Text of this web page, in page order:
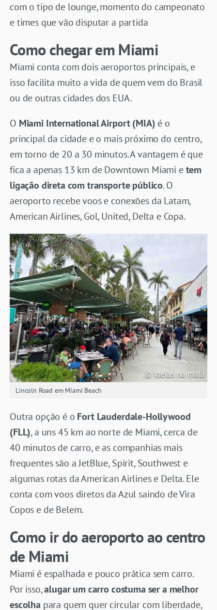
com o tipo de lounge, momento do campeonato
e times que vão disputar a partida
Como chegar em Miami
Miami conta com dois aeroportos principais, e
isso facilita muito a vida de quem vem do Brasil
ou de outras cidades dos EUA.
O Miami International Airport (MIA) é o
principal da cidade e o mais próximo do centro,
em torno de 20 a 30 minutos. A vantagem é que
fica a apenas 13 km de Downtown Miami etem
ligação direta com transporte público. O
aeroporto recebe voos e conexões da Latam,
American Airlines, Gol, United, Delta e Copa.
Lincoln Road em Miami Beach
Outra opção é o Fort Lauderdale-Hollywood
(FLL), a uns 45 km ao norte de Miami, cerca de
40 minutos de carro, e as companhias mais
frequentes são a JetBlue, Spirit, Southwest e
algumas rotas da American Airlines e Delta. Ele
conta com voos diretos da Azul saindo de Vira
Copos e de Belem.
Como ir do aeroporto ao centro
de Miami
Miami é espalhada e pouco prática sem carro.
Por isso,alugar um carro costuma ser a melhor
escolha para quem quer circular com liberdade,